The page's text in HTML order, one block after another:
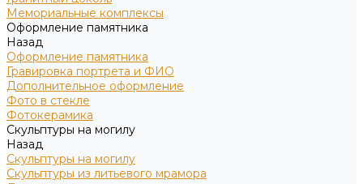
Мемориальные комплексы
Оформление памятника
Назад
Оформление памятника
Гравировка портрета и ФИО
Дополнительное оформление
Фото в стекле
Фотокерамика
Скульптуры на могилу
Назад
Скульптуры на могилу
Скульптуры из литьевого мрамора